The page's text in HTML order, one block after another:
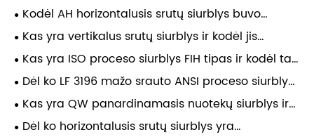
Kodėl AH horizontalusis srutų siurblys buvo
kasybos pramonės arkliukas jau 60 metų?
Kas yra vertikalus srutų siurblys ir kodėl jis
būtinas didelės apkrovos reikmėms?
Kas yra ISO proceso siurblys FIH tipas ir kodėl tai
svarbu?
Dėl ko LF 3196 mažo srauto ANSI proceso siurblys
idealiai tinka pramoniniams tikslams?
Kas yra QW panardinamasis nuotekų siurblys ir
kaip jis pagerina nuotekų tvarkymą?
Dėl ko horizontalusis srutų siurblys yra